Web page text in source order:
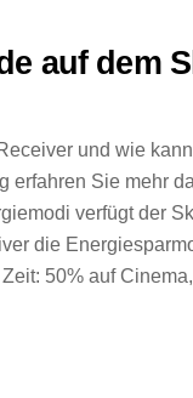
auf dem
und wie
erfahren Sie mehr
verfügt der
die
50% auf